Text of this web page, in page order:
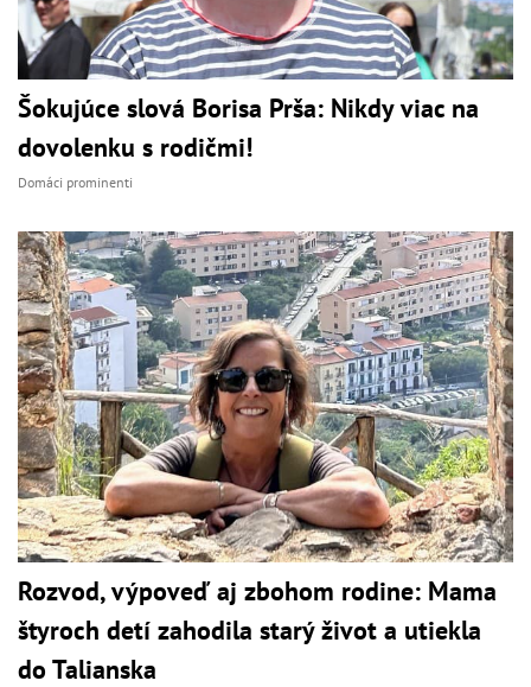
Šokujúce slová Borisa Prša: Nikdy viac na
dovolenku s rodičmi!
Domáci prominenti
Rozvod, výpoveď aj zbohom rodine: Mama
štyroch detí zahodila starý život a utiekla
do Talianska